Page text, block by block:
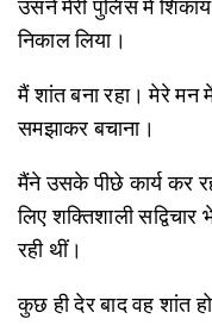
उसने मेरी पुलिस में
निकाल लिया।
मैं शांत बना रहा। मेरे
समझाकर बचाना।
मैंने उसके पीछे कार्य कर
लिए शक्तिशाली
रही थीं।
कुछ ही देर बाद वह शांत